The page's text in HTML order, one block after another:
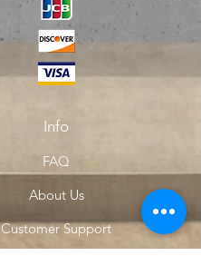
Info
FAQ
About Us
Customer Support